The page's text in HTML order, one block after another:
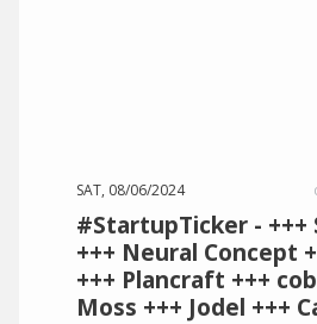
SAT, 08/06/2024
#StartupTicker -
+++ Neural Concept
+++ Plancraft +++
Moss +++ Jodel +++